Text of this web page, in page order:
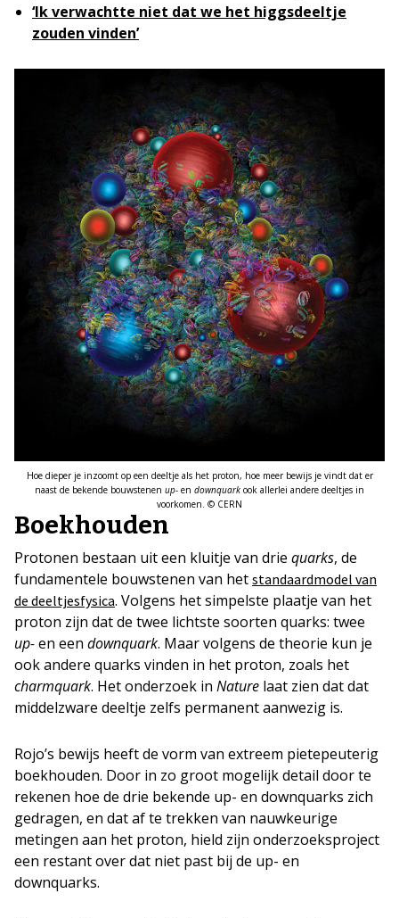
‘Ik verwachtte niet dat we het higgsdeeltje
zouden vinden’
Hoe dieper je inzoomt op een deeltje als het proton, hoe meer bewijs je vindt dat er
naast de bekende bouwstenen up­- en downquark ook allerlei andere deeltjes in
voorkomen. © CERN
Boekhouden
Protonen bestaan uit een kluitje van drie quarks, de
fundamentele bouwstenen van het standaardmodel van
de deeltjesfysica. Volgens het simpelste plaatje van het
proton zijn dat de twee lichtste soorten quarks: twee
up-en een downquark. Maar volgens de theorie kun je
ook andere quarks vinden in het proton, zoals het
charmquark. Het onderzoek in Nature laat zien dat dat
middelzware deeltje zelfs permanent aanwezig is.
Rojo’s bewijs heeft de vorm van extreem pietepeuterig
boekhouden. Door in zo groot mogelijk detail door te
rekenen hoe de drie bekende up- en downquarks zich
gedragen, en dat af te trekken van nauwkeurige
metingen aan het proton, hield zijn onderzoeksproject
een restant over dat niet past bij de up- en
downquarks.